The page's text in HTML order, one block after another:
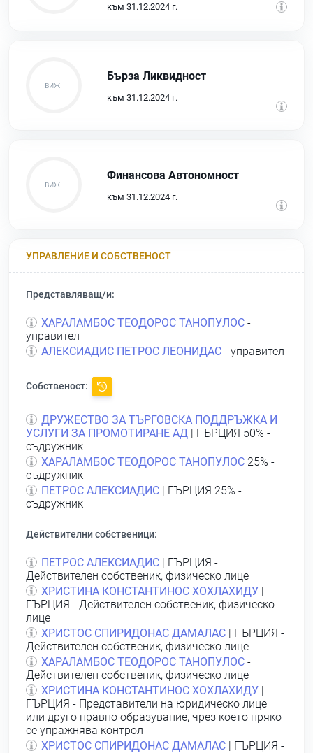
към 31.12.2024 г.
Бърза Ликвидност
към 31.12.2024 г.
Финансова Автономност
към 31.12.2024 г.
УПРАВЛЕНИЕ И СОБСТВЕНОСТ
Представляващ/и:
ХАРАЛАМБОС ТЕОДОРОС ТАНОПУЛОС -
управител
АЛЕКСИАДИС ПЕТРОС ЛЕОНИДАС - управител
Собственост:
ДРУЖЕСТВО ЗА ТЪРГОВСКА ПОДДРЪЖКА И
УСЛУГИ ЗА ПРОМОТИРАНЕ АД | ГЪРЦИЯ 50% -
съдружник
ХАРАЛАМБОС ТЕОДОРОС ТАНОПУЛОС 25% -
съдружник
ПЕТРОС АЛЕКСИАДИС | ГЪРЦИЯ 25% -
съдружник
Действителни собственици:
ПЕТРОС АЛЕКСИАДИС | ГЪРЦИЯ -
Действителен собственик, физическо лице
ХРИСТИНА КОНСТАНТИНОС ХОХЛАХИДУ
ГЪРЦИЯ - Действителен собственик, физическо
лице
ХРИСТОС СПИРИДОНАС ДАМАЛАС | ГЪРЦИЯ -
Действителен собственик, физическо лице
ХАРАЛАМБОС ТЕОДОРОС ТАНОПУЛОС -
Действителен собственик, физическо лице
ХРИСТИНА КОНСТАНТИНОС ХОХЛАХИДУ
ГЪРЦИЯ - Представители на юридическо лице
или друго правно образувание, чрез което пряко
се упражнява контрол
ХРИСТОС СПИРИДОНАС ДАМАЛАС | ГЪРЦИЯ -